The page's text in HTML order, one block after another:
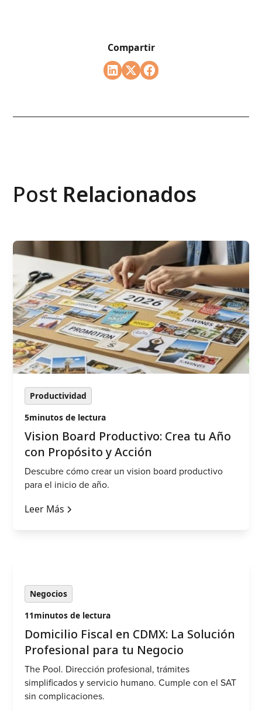
Compartir
Post Relacionados
Productividad
5minutos de lectura
‍Vision Board Productivo: Crea tu Año
con Propósito y Acción
Descubre cómo crear un vision board productivo
para el inicio de año.
Leer Más
Negocios
11minutos de lectura
Domicilio Fiscal en CDMX: La Solución
Profesional para tu Negocio
The Pool. Dirección profesional, trámites
simplificados y servicio humano. Cumple con el SAT
sin complicaciones.